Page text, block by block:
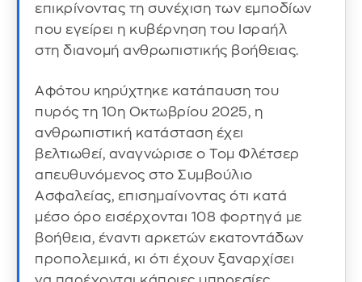
επικρίνοντας τη συνέχιση των εμποδίων
που εγείρει η κυβέρνηση του Ισραήλ
στη διανομή ανθρωπιστικής βοήθειας.
Αφότου κηρύχτηκε κατάπαυση του
πυρός τη 10η Οκτωβρίου 2025, η
ανθρωπιστική κατάσταση έχει
βελτιωθεί, αναγνώρισε ο Τομ Φλέτσερ
απευθυνόμενος στο Συμβούλιο
Ασφαλείας, επισημαίνοντας ότι κατά
μέσο όρο εισέρχονται 108 φορτηγά με
βοήθεια, έναντι αρκετών εκατοντάδων
προπολεμικά, κι ότι έχουν ξαναρχίσει